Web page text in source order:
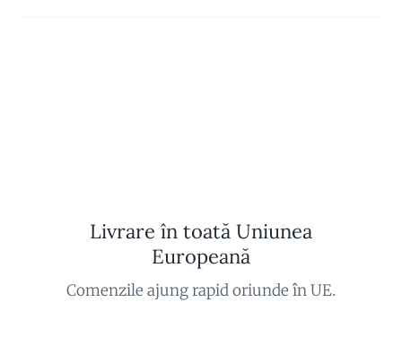
Livrare în toată Uniunea
Europeană
Comenzile ajung rapid oriunde în UE.